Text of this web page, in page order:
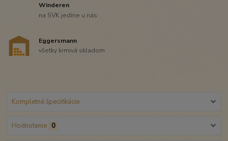
Winderen
na SVK jedine u nás
Eggersmann
všetky krmivá skladom
Kompletné špecifikácie
Hodnotenie 0